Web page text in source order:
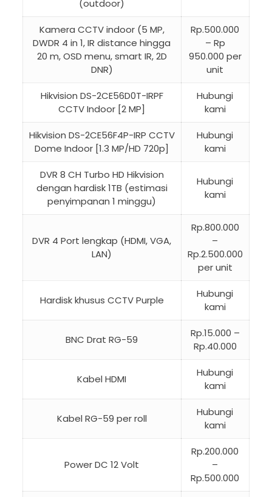
(outdoor)
Kamera CCTV indoor (5 MP,
DWDR 4 in 1, IR distance hingga
20 m, OSD menu, smart IR, 2D
DNR)
Rp.500.000
– Rp
950.000 per
unit
Hikvision DS-2CE56D0T-IRPF
CCTV Indoor [2 MP]
Hubungi
kami
Hikvision DS-2CE56F4P-IRP CCTV
Dome Indoor [1.3 MP/HD 720p]
Hubungi
kami
DVR 8 CH Turbo HD Hikvision
dengan hardisk 1TB (estimasi
penyimpanan 1 minggu)
Hubungi
kami
DVR 4 Port lengkap (HDMI, VGA,
LAN)
Rp.800.000
–
Rp.2.500.000
per unit
Hardisk khusus CCTV Purple
Hubungi
kami
BNC Drat RG-59
Rp.15.000 –
Rp.40.000
Kabel HDMI
Hubungi
kami
Kabel RG-59 per roll
Hubungi
kami
Power DC 12 Volt
Rp.200.000
–
Rp.500.000